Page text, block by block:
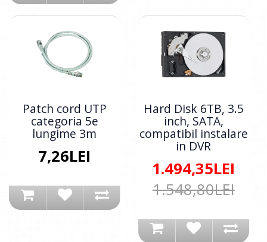
Patch cord UTP
categoria 5e
lungime 3m
7,26LEI
Hard Disk 6TB, 3.5
inch, SATA,
compatibil instalare
in DVR
1.494,35LEI
1.548,80LEI